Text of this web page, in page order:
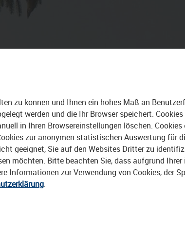
zu können und Ihnen ein hohes Maß an
werden und die Ihr Browser speichert.
in Ihren Browsereinstellungen löschen.
zur anonymen statistischen Auswertung für
geeignet, Sie auf den Websites Dritter zu
möchten. Bitte beachten Sie, dass aufgrund
Informationen zur Verwendung von Cookies, der
.